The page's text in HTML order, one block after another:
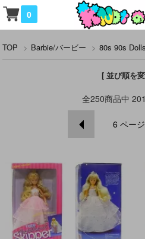
0
TOP > Barbie/バービー > 80s 90s
[ 並び順を
全250商品中
6 ペー